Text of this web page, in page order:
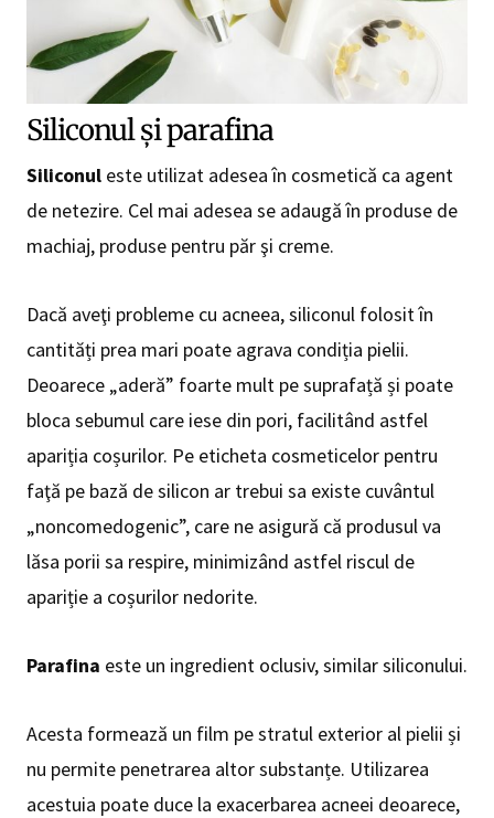
Siliconul și parafina
Siliconul este utilizat adesea în cosmetică ca agent
de netezire. Cel mai adesea se adaugă în produse de
machiaj, produse pentru păr şi creme.
Dacă aveţi probleme cu acneea, siliconul folosit în
cantități prea mari poate agrava condiția pielii.
Deoarece „aderă” foarte mult pe suprafață și poate
bloca sebumul care iese din pori, facilitând astfel
apariția coșurilor. Pe eticheta cosmeticelor pentru
faţă pe bază de silicon ar trebui sa existe cuvântul
„noncomedogenic”, care ne asigură că produsul va
lăsa porii sa respire, minimizând astfel riscul de
apariție a coșurilor nedorite.
Parafina este un ingredient oclusiv, similar siliconului.
Acesta formează un film pe stratul exterior al pielii și
nu permite penetrarea altor substanțe. Utilizarea
acestuia poate duce la exacerbarea acneei deoarece,